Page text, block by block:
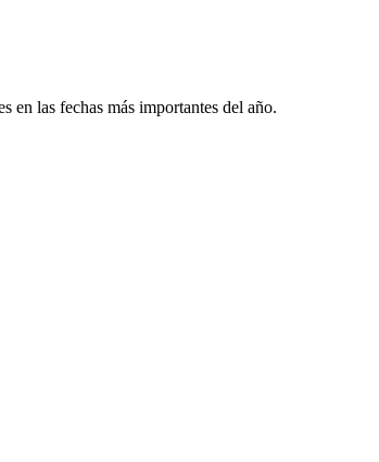
en las fechas más importantes del año.